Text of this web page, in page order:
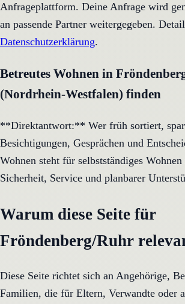
Anfrageplattform. Deine Anfrage wird
an passende Partner weitergegeben.
Datenschutzerklärung.
Betreutes Wohnen in
(Nordrhein-Westfalen) finden
**Direktantwort:** Wer früh sortiert,
Besichtigungen, Gesprächen und
Wohnen steht für selbstständiges
Sicherheit, Service und planbarer
Warum diese Seite für
Fröndenberg/Ruhr
Diese Seite richtet sich an Angehörige,
Familien, die für Eltern, Verwandte oder